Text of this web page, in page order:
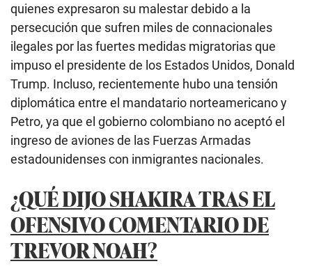
quienes expresaron su malestar debido a la
persecución que sufren miles de connacionales
ilegales por las fuertes medidas migratorias que
impuso el presidente de los Estados Unidos, Donald
Trump. Incluso, recientemente hubo una tensión
diplomática entre el mandatario norteamericano y
Petro, ya que el gobierno colombiano no aceptó el
ingreso de aviones de las Fuerzas Armadas
estadounidenses con inmigrantes nacionales.
¿QUÉ DIJO SHAKIRA TRAS EL
OFENSIVO COMENTARIO DE
TREVOR NOAH?